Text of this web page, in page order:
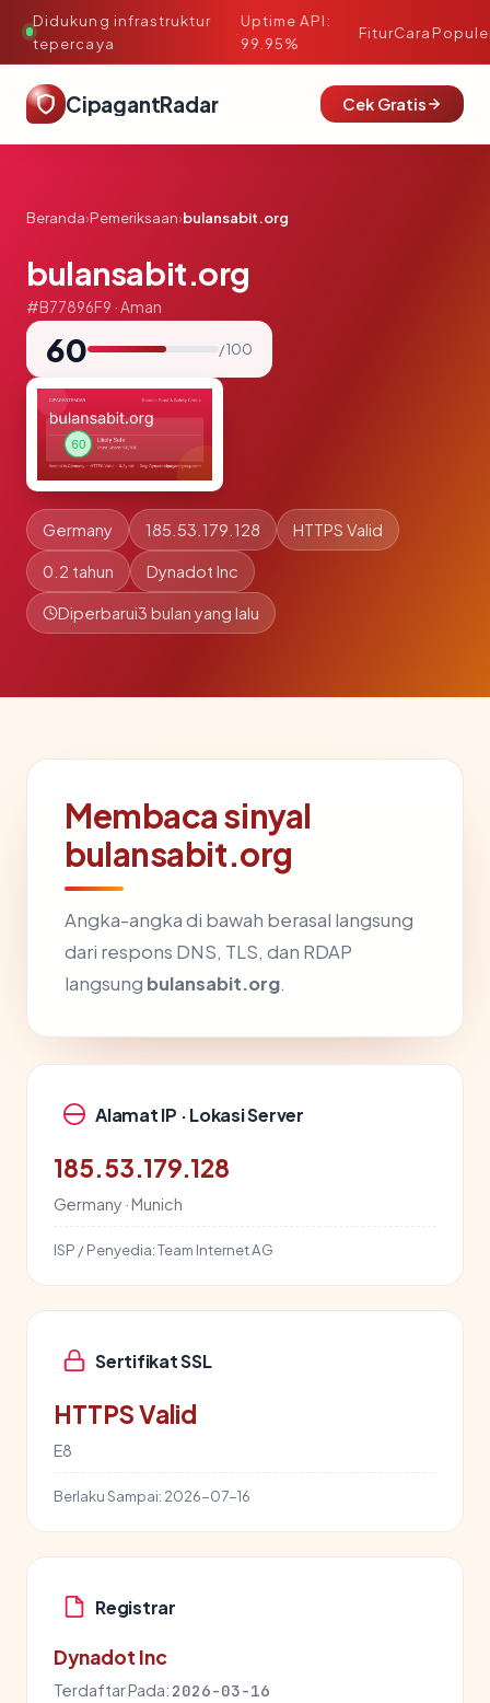
Didukung infrastruktur
tepercaya
·
Uptime API:
99.95%
FiturCara
CipagantRadar Cek Gratis
Beranda›Pemeriksaan›bulansabit.org
bulansabit.org
#B77896F9 · Aman
60 / 100
Germany 185.53.179.128 HTTPS Valid
0.2 tahun Dynadot Inc
Diperbarui3 bulan yang lalu
Membaca sinyal
bulansabit.org
Angka-angka di bawah berasal langsung
dari respons DNS, TLS, dan RDAP
langsung bulansabit.org.
Alamat IP · Lokasi Server
185.53.179.128
Germany · Munich
ISP / Penyedia:Team Internet AG
Sertifikat SSL
HTTPS Valid
E8
Berlaku Sampai: 2026-07-16
Registrar
Dynadot Inc
Terdaftar Pada: 2026-03-16